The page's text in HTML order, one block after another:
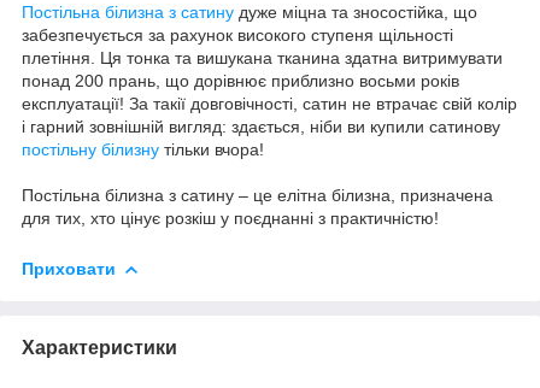
Постільна білизна з сатину дуже міцна та зносостійка, що
забезпечується за рахунок високого ступеня щільності
плетіння. Ця тонка та вишукана тканина здатна витримувати
понад 200 прань, що дорівнює приблизно восьми років
експлуатації! За такії довговічності, сатин не втрачає свій колір
і гарний зовнішній вигляд: здається, ніби ви купили сатинову
постільну білизну тільки вчора!
Постільна білизна з сатину – це елітна білизна, призначена
для тих, хто цінує розкіш у поєднанні з практичністю!
Приховати
Характеристики